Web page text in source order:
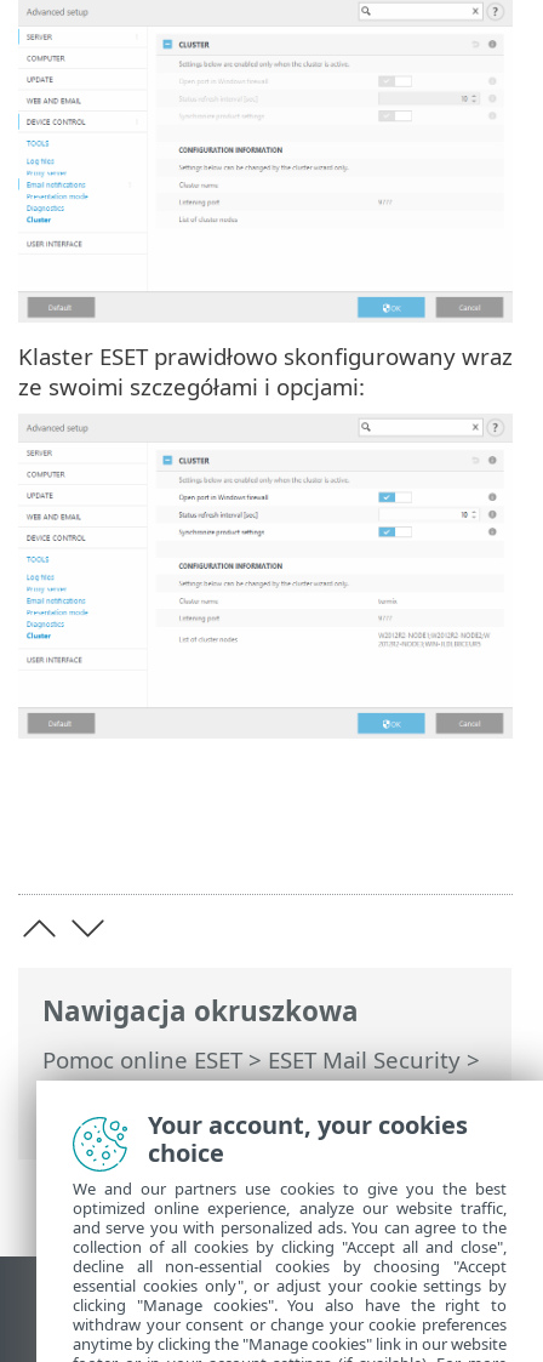
Nawigacja okruszkowa
Pomoc online ESET>ESET Mail Security>
Ustawienia zaawansowane>
Konfiguracja narzędzi> Klaster
Klaster ESET prawidłowo skonfigurowany wraz
ze swoimi szczegółami i opcjami:
Wyświetl witrynę internetową dla
komputerów
Your account, your cookies
choice
We and our partners use cookies to give you the best
optimized online experience, analyze our website traffic,
and serve you with personalized ads. You can agree to the
collection of all cookies by clicking "Accept all and close",
decline all non-essential cookies by choosing "Accept
essential cookies only", or adjust your cookie settings by
clicking "Manage cookies". You also have the right to
withdraw your consent or change your cookie preferences
anytime by clicking the "Manage cookies" link in our website